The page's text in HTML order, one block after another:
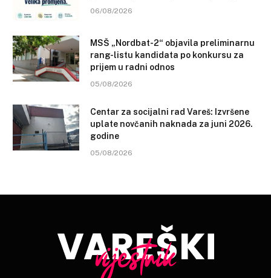
06/08/2026
MSŠ „Nordbat-2“ objavila preliminarnu
rang-listu kandidata po konkursu za
prijem u radni odnos
05/08/2026
Centar za socijalni rad Vareš: Izvršene
uplate novčanih naknada za juni 2026.
godine
05/08/2026